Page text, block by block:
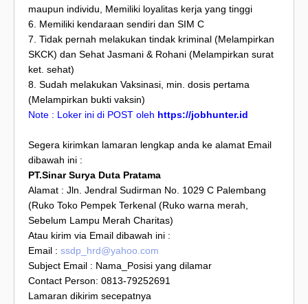
maupun individu, Memiliki loyalitas kerja yang tinggi
6. Memiliki kendaraan sendiri dan SIM C
7. Tidak pernah melakukan tindak kriminal (Melampirkan
SKCK) dan Sehat Jasmani & Rohani (Melampirkan surat
ket. sehat)
8. Sudah melakukan Vaksinasi, min. dosis pertama
(Melampirkan bukti vaksin)
Note : Loker ini di POST oleh https://jobhunter.id
Segera kirimkan lamaran lengkap anda ke alamat Email
dibawah ini :
PT.Sinar Surya Duta Pratama
Alamat : Jln. Jendral Sudirman No. 1029 C Palembang
(Ruko Toko Pempek Terkenal (Ruko warna merah,
Sebelum Lampu Merah Charitas)
Atau kirim via Email dibawah ini :
Email : ssdp_hrd@yahoo.com
Subject Email : Nama_Posisi yang dilamar
Contact Person: 0813-79252691
Lamaran dikirim secepatnya